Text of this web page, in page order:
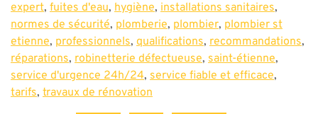
expert, fuites d'eau, hygiène, installations sanitaires,
normes de sécurité, plomberie, plombier, plombier st
etienne, professionnels, qualifications, recommandations,
réparations, robinetterie défectueuse, saint-étienne,
service d'urgence 24h/24, service fiable et efficace,
tarifs, travaux de rénovation